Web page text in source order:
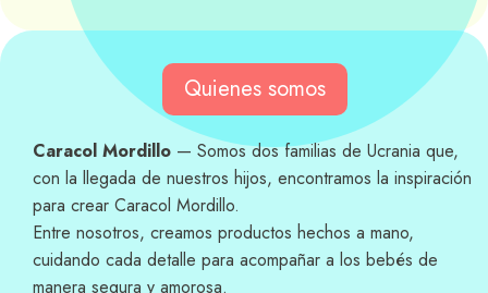
Quienes somos
Caracol Mordillo — Somos dos familias de Ucrania que,
con la llegada de nuestros hijos, encontramos la inspiración
para crear Caracol Mordillo.
Entre nosotros, creamos productos hechos a mano,
cuidando cada detalle para acompañar a los bebés de
manera segura y amorosa.